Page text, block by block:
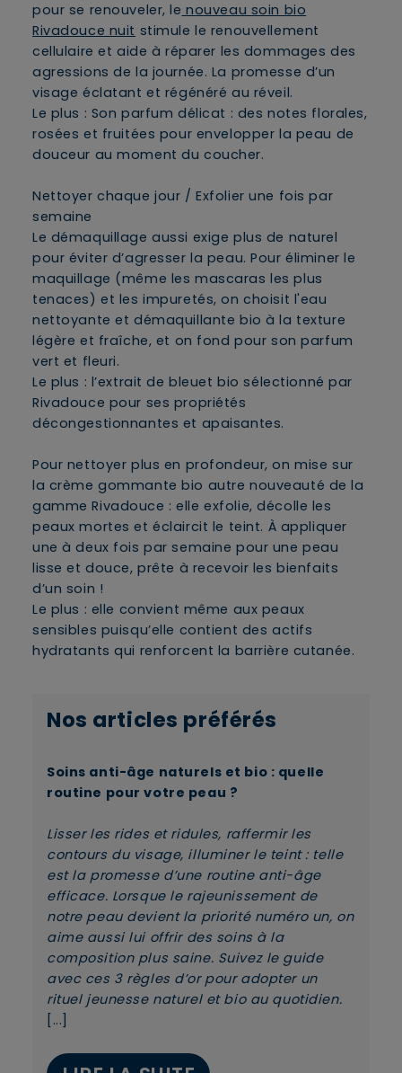
Supprimer le produit ?
pour se renouveler, le nouveau soin bio
Rivadouce nuit stimule le renouvellement
cellulaire et aide à réparer les dommages des
agressions de la journée. La promesse d’un
visage éclatant et régénéré au réveil.
Le plus : Son parfum délicat : des notes florales,
rosées et fruitées pour envelopper la peau de
douceur au moment du coucher.
Nettoyer chaque jour / Exfolier une fois par
semaine
Le démaquillage aussi exige plus de naturel
pour éviter d’agresser la peau. Pour éliminer le
maquillage (même les mascaras les plus
tenaces) et les impuretés, on choisit l'eau
nettoyante et démaquillante bio à la texture
légère et fraîche, et on fond pour son parfum
vert et fleuri.
Le plus : l’extrait de bleuet bio sélectionné par
Rivadouce pour ses propriétés
décongestionnantes et apaisantes.
Pour nettoyer plus en profondeur, on mise sur
la crème gommante bio autre nouveauté de la
gamme Rivadouce : elle exfolie, décolle les
peaux mortes et éclaircit le teint. À appliquer
une à deux fois par semaine pour une peau
lisse et douce, prête à recevoir les bienfaits
d’un soin !
Le plus : elle convient même aux peaux
sensibles puisqu’elle contient des actifs
hydratants qui renforcent la barrière cutanée.
Nos articles préférés
Soins anti-âge naturels et bio : quelle
routine pour votre peau ?
Lisser les rides et ridules, raffermir les
contours du visage, illuminer le teint : telle
est la promesse d’une routine anti-âge
efficace. Lorsque le rajeunissement de
notre peau devient la priorité numéro un, on
aime aussi lui offrir des soins à la
composition plus saine. Suivez le guide
avec ces 3 règles d’or pour adopter un
rituel jeunesse naturel et bio au quotidien.
[...]